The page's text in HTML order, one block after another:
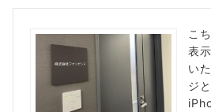
こ
表
い
ジ